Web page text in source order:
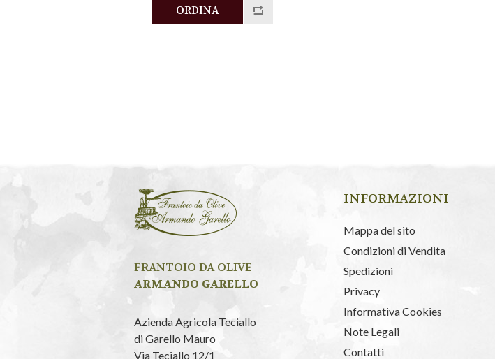
FRANTOIO DA OLIVE
ARMANDO GARELLO
Azienda Agricola Teciallo
di Garello Mauro
Via Teciallo 12/1
INFORMAZIONI
Mappa del sito
Condizioni di Vendita
Spedizioni
Privacy
Informativa Cookies
Note Legali
Contatti